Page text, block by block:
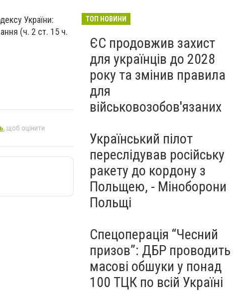
України:
(ч. 2 ст. 15 ч.
, щоб оцінити
ТОП НОВИНИ
ЄС продовжив захист
для українців до 2028
року та змінив правила
для
військовозобов'язаних
Український пілот
переслідував російську
ракету до кордону з
Польщею, - Міноборони
Польщі
Спецоперація “Чесний
призов”: ДБР проводить
масові обшуки у понад
100 ТЦК по всій Україні